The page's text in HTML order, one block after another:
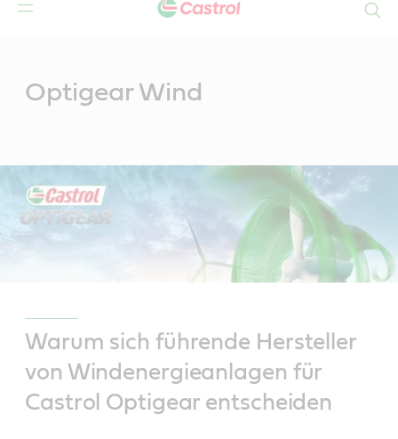
Optigear Wind
Warum sich führende Hersteller
von Windenergieanlagen für
Castrol Optigear entscheiden